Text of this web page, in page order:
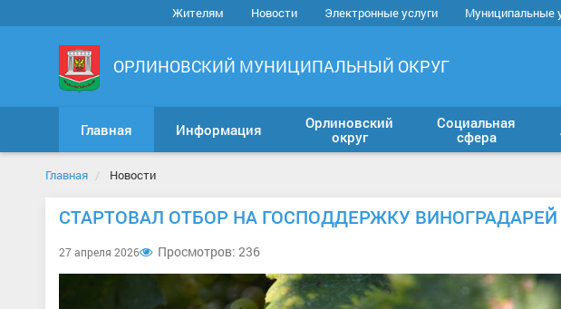
Жителям Новости Электронные услуги Муниципальные
ОРЛИНОВСКИЙ МУНИЦИПАЛЬНЫЙ ОКРУГ
Главная Информация
Орлиновский
округ
Социальная
сфера
Главная Новости
СТАРТОВАЛ ОТБОР НА ГОСПОДДЕРЖКУ
27 апреля 2026 Просмотров: 236